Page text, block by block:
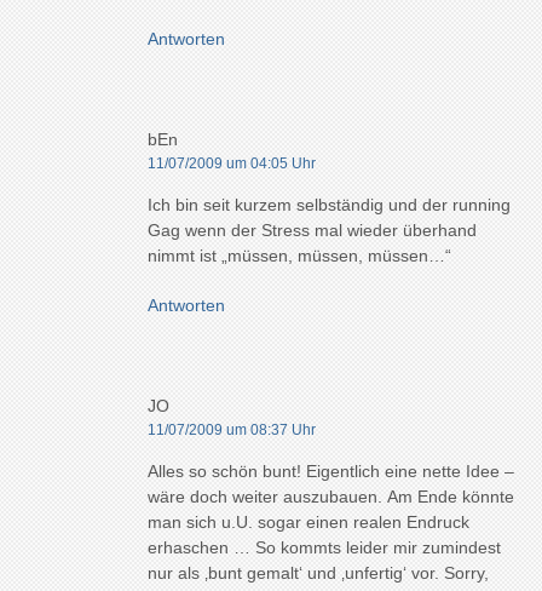
Antworten
bEn
11/07/2009 um 04:05 Uhr
Ich bin seit kurzem selbständig und der running
Gag wenn der Stress mal wieder überhand
nimmt ist „müssen, müssen, müssen…“
Antworten
JO
11/07/2009 um 08:37 Uhr
Alles so schön bunt! Eigentlich eine nette Idee –
wäre doch weiter auszubauen. Am Ende könnte
man sich u.U. sogar einen realen Endruck
erhaschen … So kommts leider mir zumindest
nur als ‚bunt gemalt‘ und ‚unfertig‘ vor. Sorry,